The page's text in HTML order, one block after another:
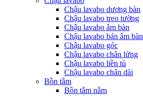
Chậu lavabo dương bàn
Chậu lavabo treo tường
Chậu lavabo âm bàn
Chậu lavabo bán âm bàn
Chậu lavabo góc
Chậu lavabo chân lửng
Chậu lavabo liền tủ
Chậu lavabo chân dài
Bồn tắm
Bồn tắm nằm